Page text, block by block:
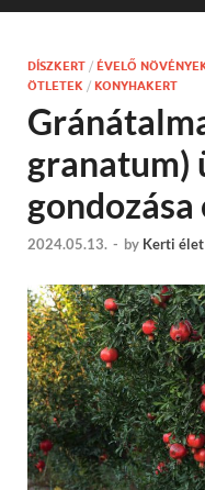
DÍSZKERT / ÉVELŐ
ÖTLETEK / KONYHAKERT
granatum)
gondozása
2024.05.13. - by Kerti élet